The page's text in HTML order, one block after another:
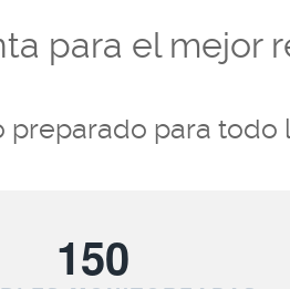
para el mejor
preparado para todo
150